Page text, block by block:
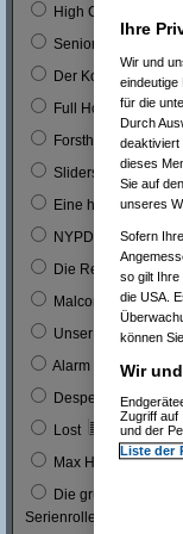
High Chaparal
Seniorenclub
Der Kopfgeldjäger
Full House (mitn
Forsthaus Falkenau
Sliders
Eine himmlische
NYPD Blue
Die Rettungsflieger
Malcom
Unser Charly
Alarm für Cobra 11
Desperate
Lost
Max Headroom
Die grüne Hornisse
Serienrolle...)
Ihre
Wir und
eindeutige
für die
Durch
deaktiviert
dieses
Sie auf
unseres
Sofern
so gilt Ihre
die USA.
können
Wir
Zugriff auf
und der
Liste der